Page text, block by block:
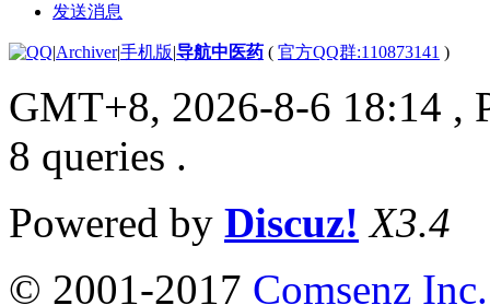
发送消息
|Archiver|手机版|导航中医药 ( 官方QQ群:110873141 )
GMT+8, 2026-8-6 18:14 ,
8 queries .
Powered by Discuz! X3.4
© 2001-2017 Comsenz Inc.